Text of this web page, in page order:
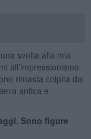
svolta alla mia
all’impressionismo.
rimasta colpita dai
antica e
Sono figure